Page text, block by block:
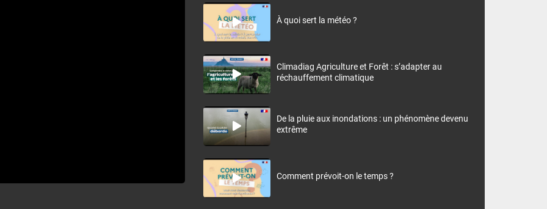
À quoi sert la météo ?
Climadiag Agriculture et Forêt : s’adapter au
réchauffement climatique
De la pluie aux inondations : un phénomène devenu
extrême
Comment prévoit-on le temps ?